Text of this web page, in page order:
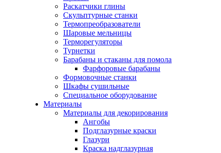
Раскатчики глины
Скульптурные станки
Термопреобразователи
Шаровые мельницы
Терморегуляторы
Турнетки
Барабаны и стаканы для помола
Фарфоровые барабаны
Формовочные станки
Шкафы сушильные
Специальное оборудование
Материалы
Материалы для декорирования
Ангобы
Подглазурные краски
Глазури
Краска надглазурная